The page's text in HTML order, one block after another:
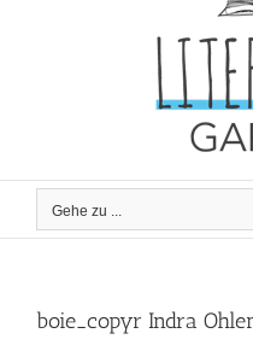
Gehe zu ...
boie_copyr Indra